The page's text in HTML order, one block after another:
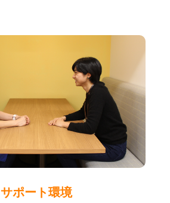
サポート環境